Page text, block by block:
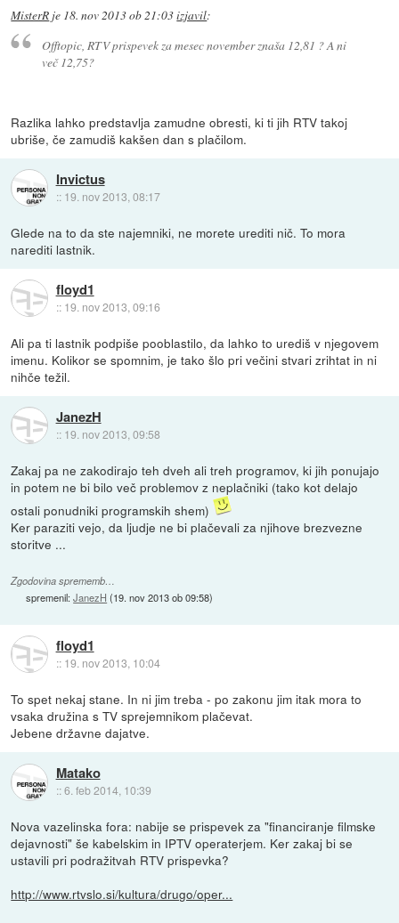
MisterR je 18. nov 2013 ob 21:03izjavil:
Offtopic, RTV prispevek za mesec november znaša 12,81 ? A ni
več 12,75?
Razlika lahko predstavlja zamudne obresti, ki ti jih RTV takoj
ubriše, če zamudiš kakšen dan s plačilom.
Invictus
:: 19. nov 2013, 08:17
Glede na to da ste najemniki, ne morete urediti nič. To mora
narediti lastnik.
floyd1
:: 19. nov 2013, 09:16
Ali pa ti lastnik podpiše pooblastilo, da lahko to urediš v njegovem
imenu. Kolikor se spomnim, je tako šlo pri večini stvari zrihtat in ni
nihče težil.
JanezH
:: 19. nov 2013, 09:58
Zakaj pa ne zakodirajo teh dveh ali treh programov, ki jih ponujajo
in potem ne bi bilo več problemov z neplačniki (tako kot delajo
ostali ponudniki programskih shem)
Ker paraziti vejo, da ljudje ne bi plačevali za njihove brezvezne
storitve ...
Zgodovina sprememb…
spremenil:JanezH (19. nov 2013 ob 09:58)
floyd1
:: 19. nov 2013, 10:04
To spet nekaj stane. In ni jim treba - po zakonu jim itak mora to
vsaka družina s TV sprejemnikom plačevat.
Jebene državne dajatve.
Matako
::6. feb 2014, 10:39
Nova vazelinska fora: nabije se prispevek za "financiranje filmske
dejavnosti" še kabelskim in IPTV operaterjem. Ker zakaj bi se
ustavili pri podražitvah RTV prispevka?
http://www.rtvslo.si/kultura/drugo/oper...